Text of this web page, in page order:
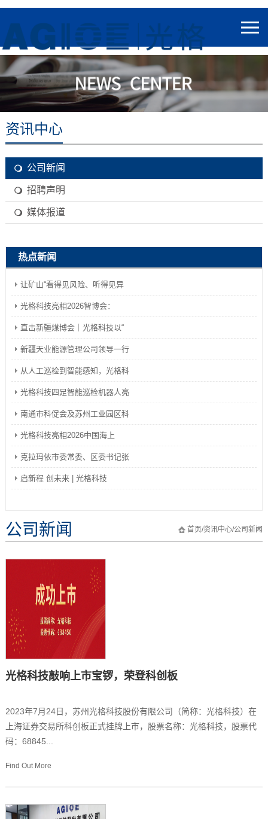
资讯中心
公司新闻
招聘声明
媒体报道
热点新闻
让矿山“看得见风险、听得见异
光格科技亮相2026智博会：
直击新疆煤博会｜光格科技以“
新疆天业能源管理公司领导一行
从人工巡检到智能感知，光格科
光格科技四足智能巡检机器人亮
南通市科促会及苏州工业园区科
光格科技亮相2026中国海上
克拉玛依市委常委、区委书记张
启新程 创未来 | 光格科技
首页/资讯中心/公司新闻
公司新闻
光格科技敲响上市宝锣，荣登科创板
2023年7月24日，苏州光格科技股份有限公司（简称：光格科技）在
上海证券交易所科创板正式挂牌上市，股票名称：光格科技，股票代
码：68845...
Find Out More